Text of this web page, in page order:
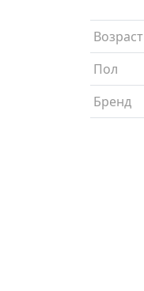
Возраст
Пол
Бренд